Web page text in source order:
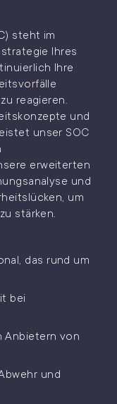
steht im
Ihres
Ihre
reagieren.
und
unser SOC
erweiterten
und
um
stärken.
das rund um
bei
Anbietern von
und